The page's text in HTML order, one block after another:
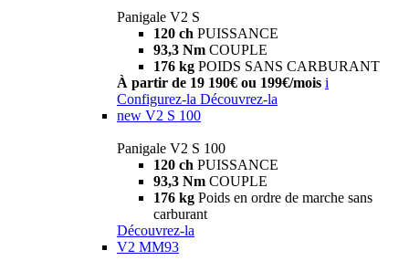
Panigale V2 S
120 ch PUISSANCE
93,3 Nm COUPLE
176 kg POIDS SANS CARBURANT
À partir de 19 190€ ou 199€/mois i
Configurez-la Découvrez-la
new V2 S 100
Panigale V2 S 100
120 ch PUISSANCE
93,3 Nm COUPLE
176 kg Poids en ordre de marche sans
carburant
Découvrez-la
V2 MM93